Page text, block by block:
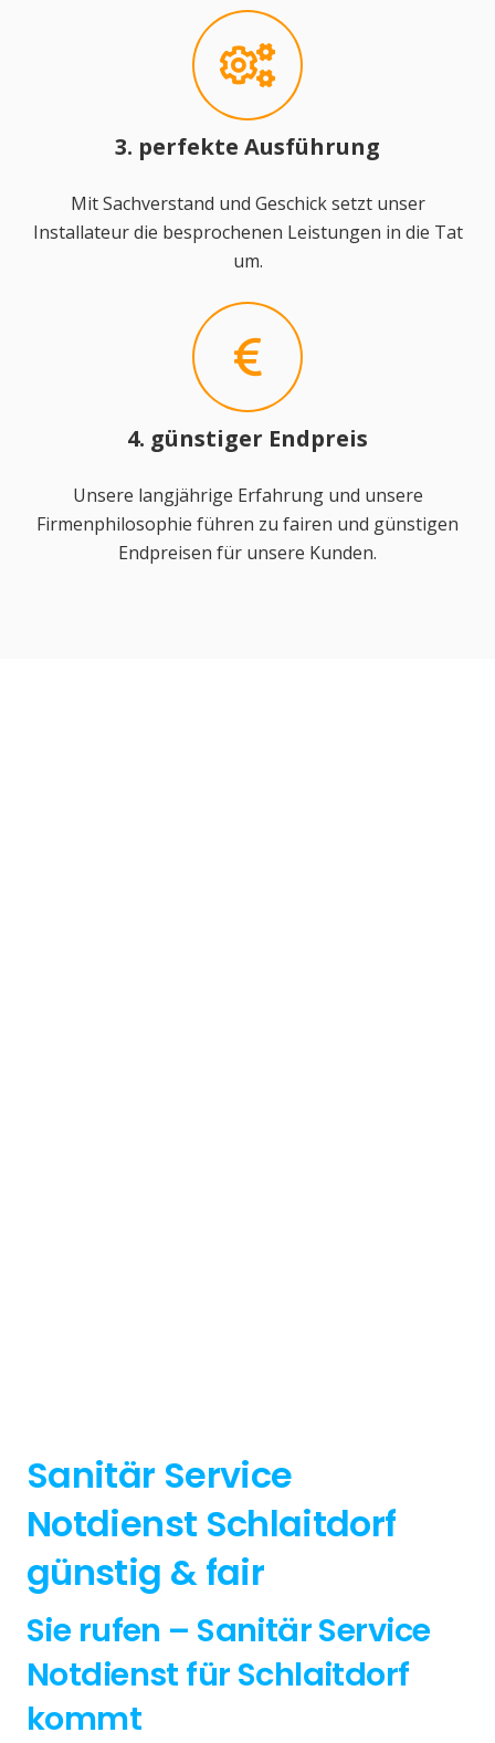
3. perfekte Ausführung
Mit Sachverstand und Geschick setzt unser
Installateur die besprochenen Leistungen in die Tat
um.
4. günstiger Endpreis
Unsere langjährige Erfahrung und unsere
Firmenphilosophie führen zu fairen und günstigen
Endpreisen für unsere Kunden.
Sanitär Service
Notdienst Schlaitdorf
günstig & fair
Sie rufen – Sanitär Service
Notdienst für Schlaitdorf
kommt